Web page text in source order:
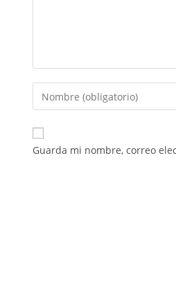
Guarda mi nombre, correo